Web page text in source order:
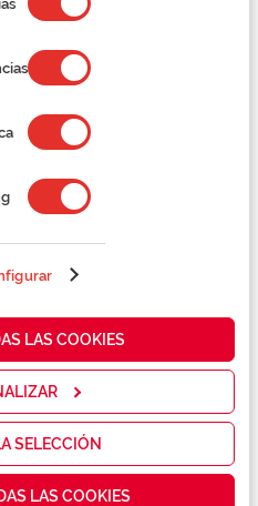
LAS COOKIES
SELECCIÓN
LAS COOKIES
Julbo IDOL J543